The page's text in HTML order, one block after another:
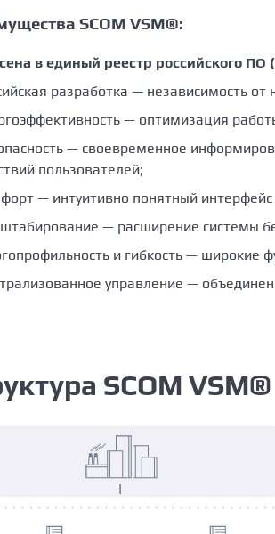
SCOM VSM®:
в единый реестр российского
разработка — независимость
— оптимизация
— своевременное
пользователей;
— интуитивно понятный интерфейс
— расширение системы
и гибкость — широкие
управление —
SCOM VSM®
I